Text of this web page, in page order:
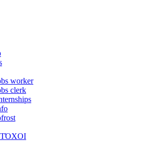
worker
clerk